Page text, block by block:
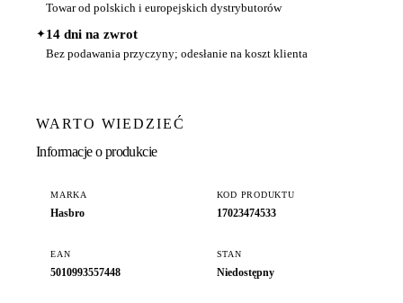
Towar od polskich i europejskich dystrybutorów
✦14 dni na zwrot
Bez podawania przyczyny; odesłanie na koszt klienta
WARTO WIEDZIEĆ
Informacje o produkcie
MARKA
Hasbro
KOD PRODUKTU
17023474533
EAN
5010993557448
STAN
Niedostępny